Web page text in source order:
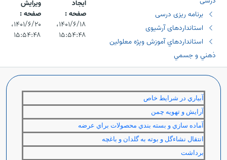
برنامه ریزی درسی
استانداردهای آرشیوی
استانداردهاي آموزش وپژه معلولين
ذهني و جسمي
ایجاد
صفحه :
۱۴۰۱/۶/۱۸،‏
۱۵:۵۴:۴۸
ویرایش
صفحه :
۱۴۰۱/۶/۲۰،‏
۱۵:۵۴:۴۸
آبياري در شرايط خاص
آرايش و تهويه چمن
آماده سازي و بسته بندي محصولات براي عرضه
انتقال نشاءگل و بوته به گلدان و باغچه
برداشت